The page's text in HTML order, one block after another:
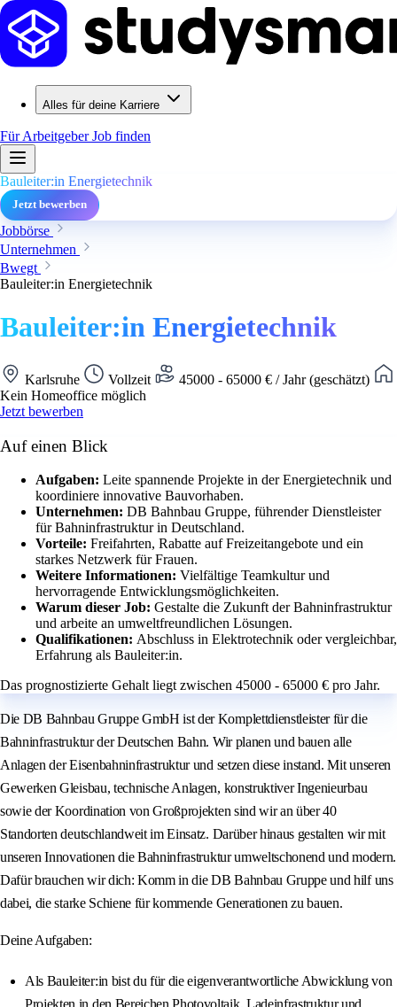
Alles für deine Karriere
Für ArbeitgeberJob finden
Bauleiter:in Energietechnik
Jetzt bewerben
Jobbörse
Unternehmen
Bwegt
Bauleiter:in Energietechnik
Bauleiter:in Energietechnik
Karlsruhe Vollzeit
45000 - 65000 € / Jahr (geschätzt)
Kein Homeoffice möglich
Jetzt bewerben
Auf einen Blick
Aufgaben: Leite spannende Projekte in der Energietechnik und
koordiniere innovative Bauvorhaben.
Unternehmen: DB Bahnbau Gruppe, führender Dienstleister
für Bahninfrastruktur in Deutschland.
Vorteile: Freifahrten, Rabatte auf Freizeitangebote und ein
starkes Netzwerk für Frauen.
Weitere Informationen: Vielfältige Teamkultur und
hervorragende Entwicklungsmöglichkeiten.
Warum dieser Job: Gestalte die Zukunft der Bahninfrastruktur
und arbeite an umweltfreundlichen Lösungen.
Qualifikationen: Abschluss in Elektrotechnik oder vergleichbar,
Erfahrung als Bauleiter:in.
Das prognostizierte Gehalt liegt zwischen 45000 - 65000 € pro Jahr.
Die DB Bahnbau Gruppe GmbH ist der Komplettdienstleister für die
Bahninfrastruktur der Deutschen Bahn. Wir planen und bauen alle
Anlagen der Eisenbahninfrastruktur und setzen diese instand. Mit unseren
Gewerken Gleisbau, technische Anlagen, konstruktiver Ingenieurbau
sowie der Koordination von Großprojekten sind wir an über 40
Standorten deutschlandweit im Einsatz. Darüber hinaus gestalten wir mit
unseren Innovationen die Bahninfrastruktur umweltschonend und modern.
Dafür brauchen wir dich: Komm in die DB Bahnbau Gruppe und hilf uns
dabei, die starke Schiene für kommende Generationen zu bauen.
Deine Aufgaben:
Als Bauleiter:in bist du für die eigenverantwortliche Abwicklung von